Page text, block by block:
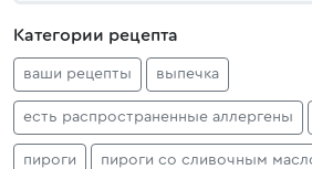
Категории рецепта
ваши рецепты выпечка
есть распространенные аллергены
пироги пироги со сливочным